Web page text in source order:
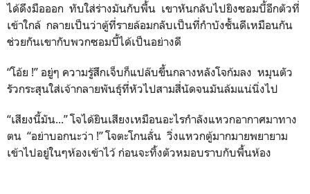
ได้ดึงมือออก ทับใส่ร่างมันกับพื้น เขาหันกลับไปยิงซอมบี้อีกตัวที่
เข้าใกล้ กลายเป็นว่าตู้ที่รายล้อมกลับเป็นที่กำบังชั้นดีเหมือนกัน
ช่วยกันเขากับพวกซอมบี้ได้เป็นอย่างดี
“โอ้ย !” อยู่ๆ ความรู้สึกเจ็บก็แปล๊บขึ้นกลางหลังโจก้มลง หมุนตัว
รัวกระสุนใส่เจ้ากลายพันธุ์ที่หัวไปสามสี่นัดจนมันล้มแน่นิ่งไป
“เสียงนี้มัน...” โจได้ยินเสียงเหมือนอะไรกำลังแหวกอากาศมาทาง
ตน “อย่าบอกนะว่า !” โจตะโกนลั่น วิ่งแหวกตู้มากมายพยายาม
เข้าไปอยู่ในๆห้องเข้าไว้ ก่อนจะทิ้งตัวหมอบราบกับพื้นห้อง